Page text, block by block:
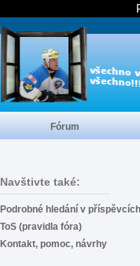
Navštivte také:
Podrobné hledání v příspěvcích
ToS (pravidla fóra)
Kontakt, pomoc, návrhy
Fórum